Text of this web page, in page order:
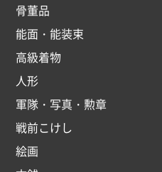
骨董品
能面・能装束
高級着物
人形
軍隊・写真・勲章
戦前こけし
絵画